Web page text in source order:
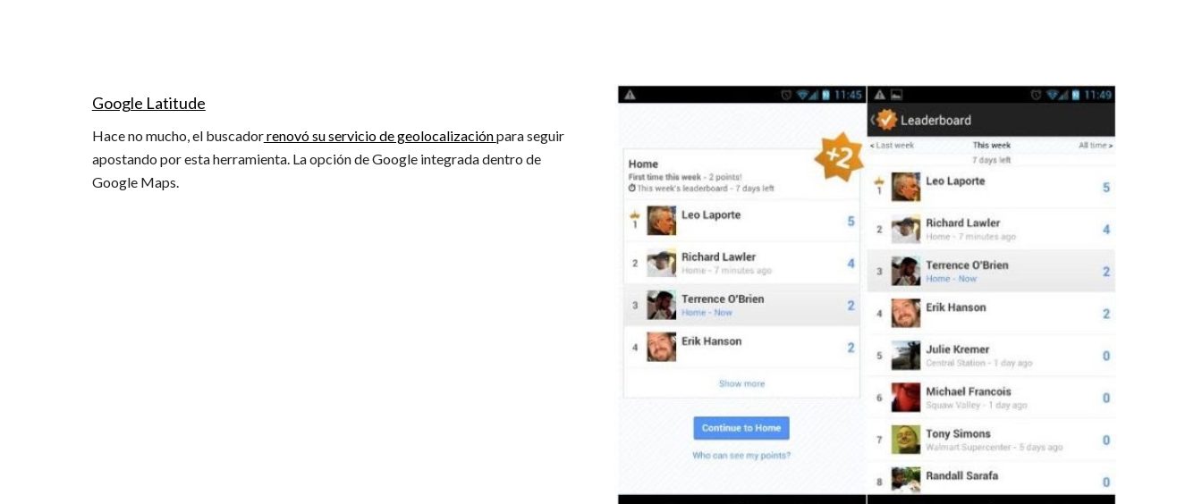
Google Latitude
Hace no mucho, el buscadorrenovó su servicio de geolocalizaciónpara seguir
apostando por esta herramienta. La opción de Google integrada dentro de
Google Maps.